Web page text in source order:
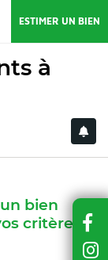
ESTIMER UN BIEN
à
bien
critères